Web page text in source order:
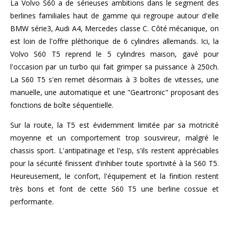
La Volvo S60 a de sérieuses ambitions dans le segment des
berlines familiales haut de gamme qui regroupe autour d'elle
BMW série3, Audi A4, Mercedes classe C. Côté mécanique, on
est loin de l'offre pléthorique de 6 cylindres allemands. Ici, la
Volvo S60 T5 reprend le 5 cylindres maison, gavé pour
l'occasion par un turbo qui fait grimper sa puissance à 250ch.
La S60 T5 s'en remet désormais à 3 boîtes de vitesses, une
manuelle, une automatique et une "Geartronic" proposant des
fonctions de boîte séquentielle.
Sur la route, la T5 est évidemment limitée par sa motricité
moyenne et un comportement trop sousvireur, malgré le
chassis sport. L'antipatinage et l'esp, s'ils restent appréciables
pour la sécurité finissent d'inhiber toute sportivité à la S60 T5.
Heureusement, le confort, l'équipement et la finition restent
très bons et font de cette S60 T5 une berline cossue et
performante.